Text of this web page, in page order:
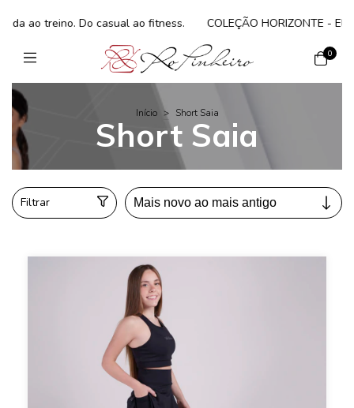
ao treino. Do casual ao fitness. COLEÇÃO HORIZONTE -
0
Início > Short Saia
Short Saia
Filtrar